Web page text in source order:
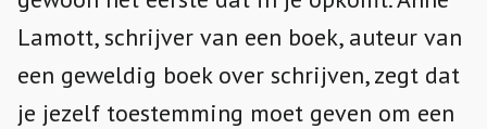
Lamott, schrijver van een boek, auteur van
een geweldig boek over schrijven, zegt dat
je jezelf toestemming moet geven om een